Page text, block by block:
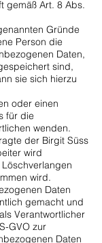
gemäß Art. 8 Abs.
Gründe
Person die
Daten,
sind,
sie sich hierzu
oder einen
für die
wenden.
der Birgit Süss
wird
wird.
Daten
gemacht und
Verantwortlicher
GVO zur
Daten